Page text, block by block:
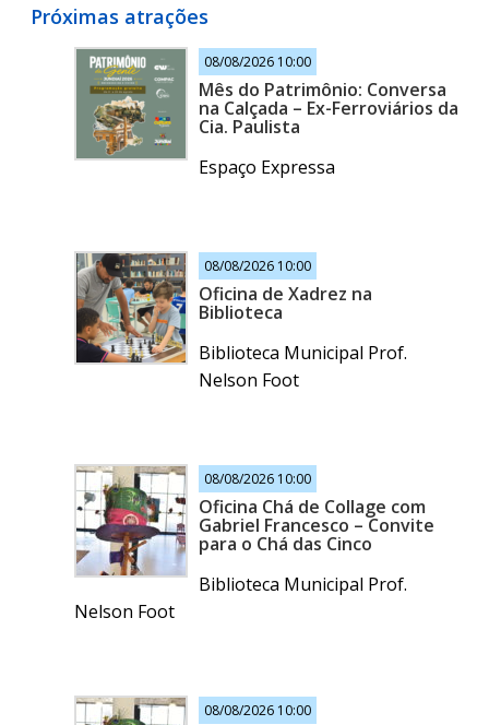
Próximas atrações
08/08/2026 10:00
Mês do Patrimônio: Conversa
na Calçada – Ex-Ferroviários da
Cia. Paulista
Espaço Expressa
08/08/2026 10:00
Oficina de Xadrez na
Biblioteca
Biblioteca Municipal Prof.
Nelson Foot
08/08/2026 10:00
Oficina Chá de Collage com
Gabriel Francesco – Convite
para o Chá das Cinco
Biblioteca Municipal Prof.
Nelson Foot
08/08/2026 10:00